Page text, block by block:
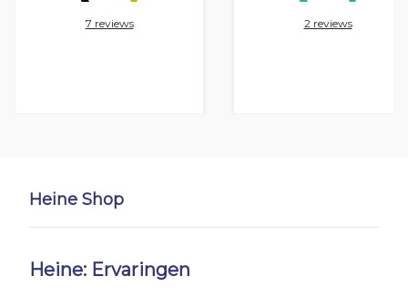
Heine Shop
Heine: Ervaringen
7 reviews 2 reviews